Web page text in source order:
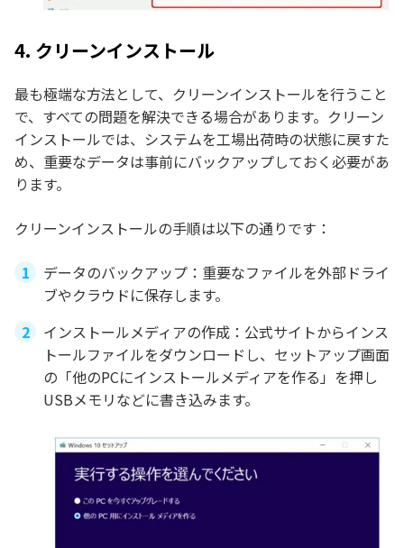
4. クリーンインストール
最も極端な方法として、クリーンインストールを行うこと
で、すべての問題を解決できる場合があります。クリーン
インストールでは、システムを工場出荷時の状態に戻すた
め、重要なデータは事前にバックアップしておく必要があ
ります。
クリーンインストールの手順は以下の通りです：
データのバックアップ：重要なファイルを外部ドライ
ブやクラウドに保存します。
インストールメディアの作成：公式サイトからインス
トールファイルをダウンロードし、セットアップ画面
の「他のPCにインストールメディアを作る」を押し
USBメモリなどに書き込みます。